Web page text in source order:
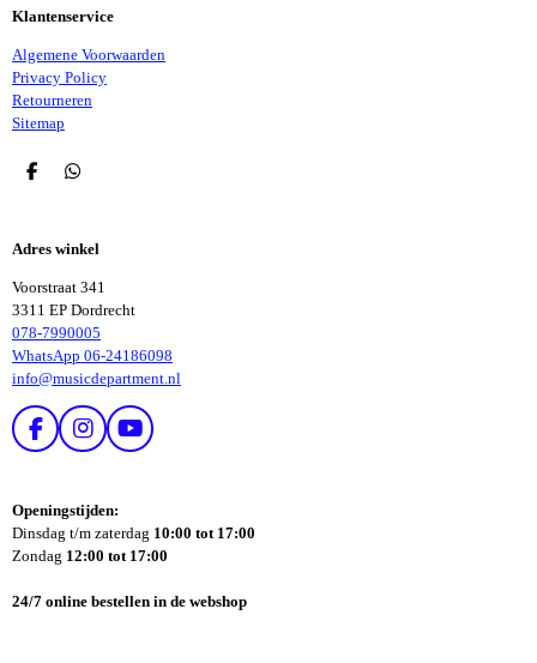
Klantenservice
Algemene Voorwaarden
Privacy Policy
Retourneren
Sitemap
D
N
D
N
Adres winkel
Voorstraat 341
3311 EP Dordrecht
078-7990005
WhatsApp 06-24186098
info@musicdepartment.nl
F
B
O
I
T
A
R
M
Y
U
E
Openingstijden:
Dinsdag t/m zaterdag 10:00 tot 17:00
Zondag 12:00 tot 17:00
24/7 online bestellen in de webshop